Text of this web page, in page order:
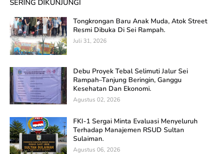
SERING DIKUNJUNGI
Tongkrongan Baru Anak Muda, Atok Street
Resmi Dibuka Di Sei Rampah.
Juli 31, 2026
Debu Proyek Tebal Selimuti Jalur Sei
Rampah–Tanjung Beringin, Ganggu
Kesehatan Dan Ekonomi.
Agustus 02, 2026
FKI-1 Sergai Minta Evaluasi Menyeluruh
Terhadap Manajemen RSUD Sultan
Sulaiman.
Agustus 06, 2026